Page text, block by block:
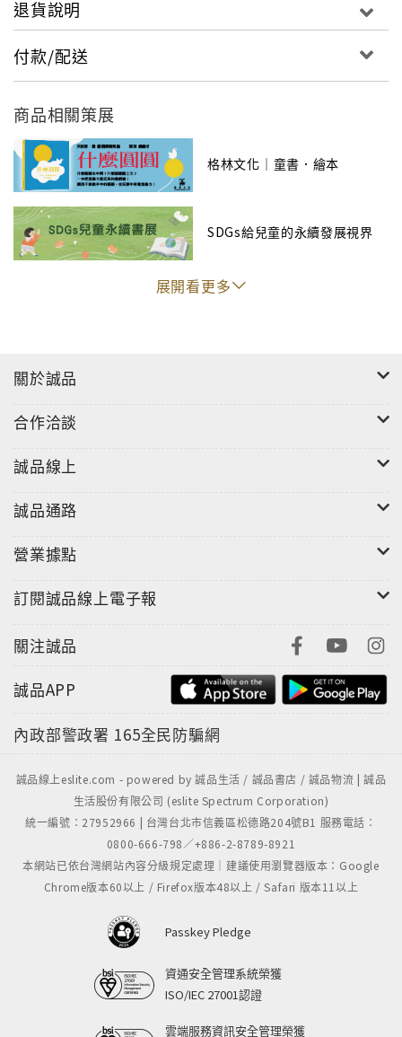
上口，對故事印象深刻！
插圖，獨特風格，令孩子愛不釋手，想一看再看！
◎意想不到的結局溫暖訴說：只要多一點愛、少一點成
見，就能融化「我們」與「他們」之間的高牆！
退貨說明
付款/配送
商品相關策展
格林文化｜童書．繪本
SDGs給兒童的永續發展視界
展開看更多
關於誠品
合作洽談
誠品線上
誠品通路
營業據點
訂閱誠品線上電子報
關注誠品
誠品APP
內政部警政署 165全民防騙網
誠品線上eslite.com - powered by 誠品生活 / 誠品書店 / 誠品物流 | 誠品
生活股份有限公司 (eslite Spectrum Corporation)
統一編號：27952966 | 台灣台北市信義區松德路204號B1 服務電話：
0800-666-798／+886-2-8789-8921
本網站已依台灣網站內容分級規定處理｜建議使用瀏覽器版本：Google
Chrome版本60以上 / Firefox版本48以上 / Safari 版本11以上
Passkey Pledge
資通安全管理系統榮獲
ISO/IEC 27001認證
雲端服務資訊安全管理榮獲